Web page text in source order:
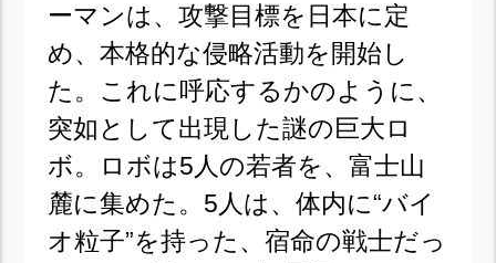
ーマンは、攻撃目標を日本に定
め、本格的な侵略活動を開始し
た。これに呼応するかのように、
突如として出現した謎の巨大ロ
ボ。ロボは5人の若者を、富士山
麓に集めた。5人は、体内に“バイ
オ粒子”を持った、宿命の戦士だっ